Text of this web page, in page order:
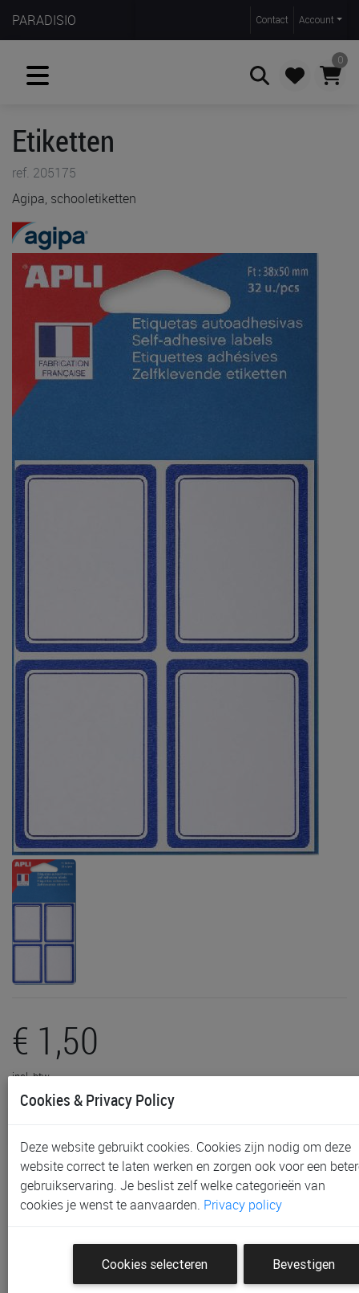
PARADISIO Contact Account
0
Etiketten
ref. 205175
Agipa, schooletiketten
€ 1,50
incl. btw
toevoegen aan lijst
In voorraad
Sint-Niklaas en Waregem
Gratis (na bestelling) af te halen in onze
winkelte
Cookies & Privacy Policy
Deze website gebruikt cookies. Cookies zijn nodig om deze
website correct te laten werken en zorgen ook voor een
gebruikservaring. Je beslist zelf welke categorieën van
cookies je wenst te aanvaarden. Privacy policy
Cookies selecteren Bevestigen